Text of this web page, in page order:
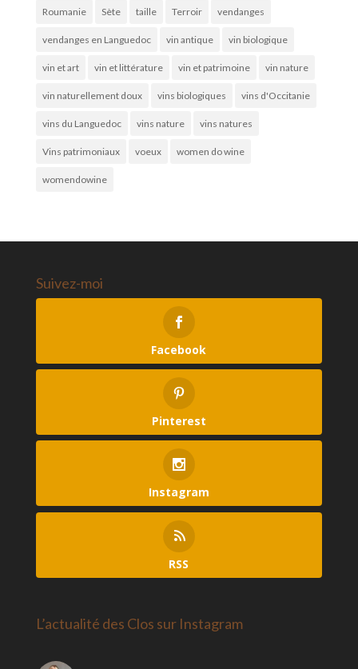
Roumanie Sète taille Terroir vendanges
vendanges en Languedoc vin antique vin biologique
vin et art vin et littérature vin et patrimoine vin nature
vin naturellement doux vins biologiques vins d'Occitanie
vins du Languedoc vins nature vins natures
Vins patrimoniaux voeux women do wine
womendowine
Suivez-moi
Facebook
Pinterest
Instagram
RSS
L’actualité des Clos sur Instagram